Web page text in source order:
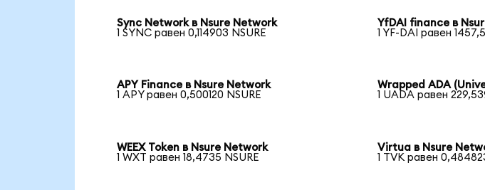
Sync Network в Nsure Network
1 SYNC равен 0,114903 NSURE
YfDAI finance в
1 YF-DAI равен
APY Finance в Nsure Network
1 APY равен 0,500120 NSURE
Wrapped ADA
1 UADA равен
WEEX Token в Nsure Network
1 WXT равен 18,4735 NSURE
Virtua в Nsure
1 TVK равен